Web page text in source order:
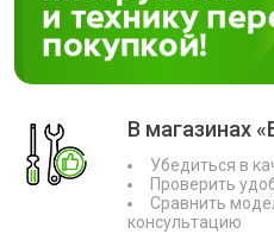
В магазинах
Убедиться в
Проверить
Сравнить
консультацию